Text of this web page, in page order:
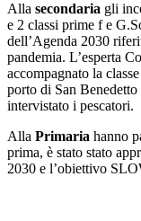
Alla secondaria gli
e 2 classi prime f e
dell’Agenda 2030
pandemia. L’esperta
accompagnato la
porto di San
intervistato i pescatori.
Alla Primaria hanno
prima, è stato stato
2030 e l’obiettivo